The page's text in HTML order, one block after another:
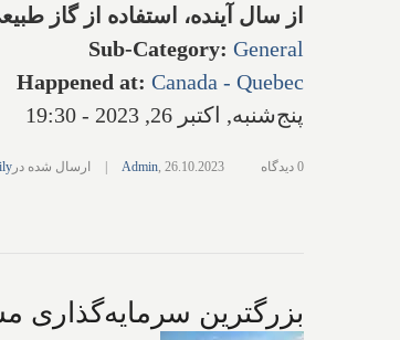
از سال آینده، استفاده از گاز
Sub-Category: General
Happened at: Canada - Quebec
پنج‌شنبه, اکتبر 26, 2023 - 19:30
Admin, 26.10.2023 ارسال شده در 0 دیدگاه
بزرگترین سرمایه‌گذاری